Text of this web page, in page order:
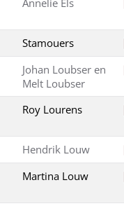
Annelie Els
Stamouers
Johan Loubser en
Melt Loubser
Roy Lourens
Hendrik Louw
Martina Louw